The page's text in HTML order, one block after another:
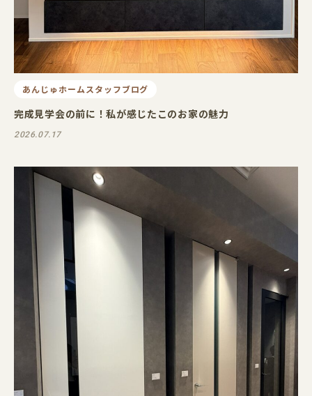
あんじゅホームスタッフブログ
完成見学会の前に！私が感じたこのお家の魅力
2026.07.17